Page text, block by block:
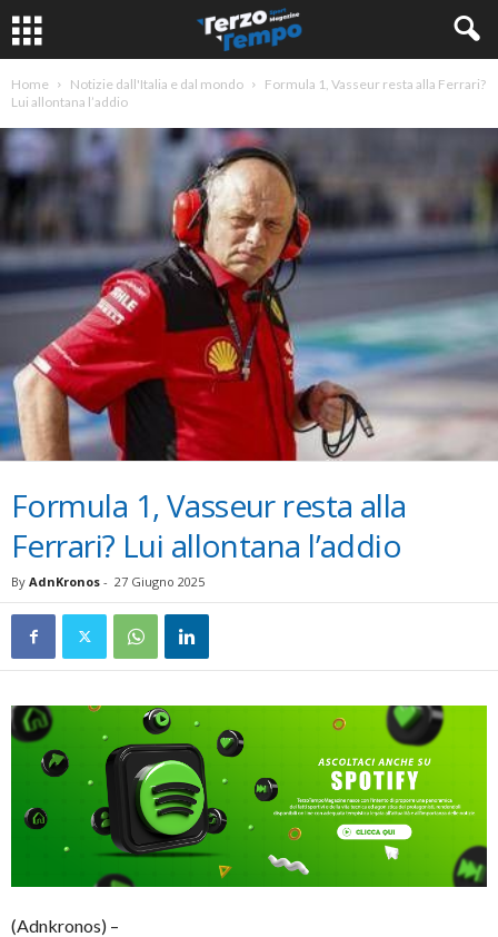
Home Notizie dall'Italia e dal mondo
Formula 1, Vasseur resta alla Ferrari?
Lui allontana l’addio
Formula 1, Vasseur resta alla
Ferrari? Lui allontana l’addio
By AdnKronos - 27 Giugno 2025
(Adnkronos) –